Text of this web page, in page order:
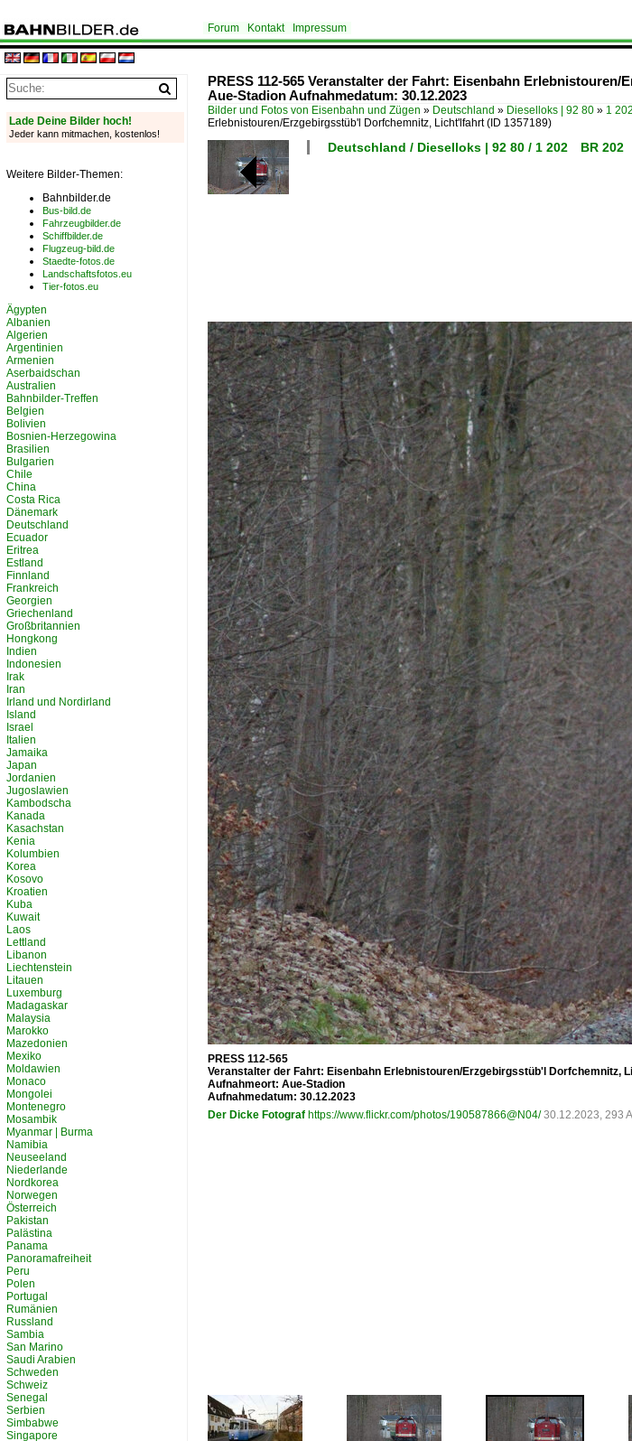
Forum Kontakt Impressum
PRESS 112-565 Veranstalter der Fahrt: Eisenbahn
Aue-Stadion Aufnahmedatum: 30.12.2023
Bilder und Fotos von Eisenbahn und Zügen » Deutschland » Dieselloks | 92 80 » 1
Erlebnistouren/Erzgebirgsstüb'l Dorfchemnitz, Licht'lfahrt(ID 1357189)
Deutschland / Dieselloks | 92 80 / 1 202 BR 202
PRESS 112-565
Veranstalter der Fahrt: Eisenbahn Erlebnistouren/Erzgebirgsstüb'l Dorfchemnitz,
Aufnahmeort: Aue-Stadion
Aufnahmedatum: 30.12.2023
Der Dicke Fotograf https://www.flickr.com/photos/190587866@N04/ 30.12.2023, 293
Lade Deine Bilder hoch!
Jeder kann mitmachen, kostenlos!
Weitere Bilder-Themen:
Bahnbilder.de
Bus-bild.de
Fahrzeugbilder.de
Schiffbilder.de
Flugzeug-bild.de
Staedte-fotos.de
Landschaftsfotos.eu
Tier-fotos.eu
Ägypten
Albanien
Algerien
Argentinien
Armenien
Aserbaidschan
Australien
Bahnbilder-Treffen
Belgien
Bolivien
Bosnien-Herzegowina
Brasilien
Bulgarien
Chile
China
Costa Rica
Dänemark
Deutschland
Ecuador
Eritrea
Estland
Finnland
Frankreich
Georgien
Griechenland
Großbritannien
Hongkong
Indien
Indonesien
Irak
Iran
Irland und Nordirland
Island
Israel
Italien
Jamaika
Japan
Jordanien
Jugoslawien
Kambodscha
Kanada
Kasachstan
Kenia
Kolumbien
Korea
Kosovo
Kroatien
Kuba
Kuwait
Laos
Lettland
Libanon
Liechtenstein
Litauen
Luxemburg
Madagaskar
Malaysia
Marokko
Mazedonien
Mexiko
Moldawien
Monaco
Mongolei
Montenegro
Mosambik
Myanmar | Burma
Namibia
Neuseeland
Niederlande
Nordkorea
Norwegen
Österreich
Pakistan
Palästina
Panama
Panoramafreiheit
Peru
Polen
Portugal
Rumänien
Russland
Sambia
San Marino
Saudi Arabien
Schweden
Schweiz
Senegal
Serbien
Simbabwe
Singapore